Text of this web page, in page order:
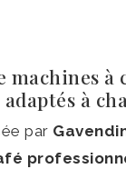
machines à
à
par